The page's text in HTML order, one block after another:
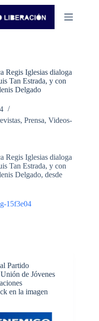
Regis Iglesias dialoga
Tan Estrada, y con
Delgado
, Prensa, Videos-
Regis Iglesias dialoga
Tan Estrada, y con
Delgado, desde
15f3e04
Partido
de Jóvenes
en la imagen